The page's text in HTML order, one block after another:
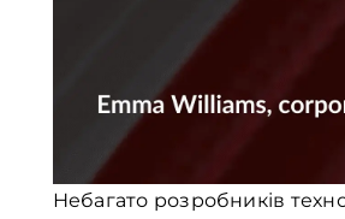
Небагато розробників